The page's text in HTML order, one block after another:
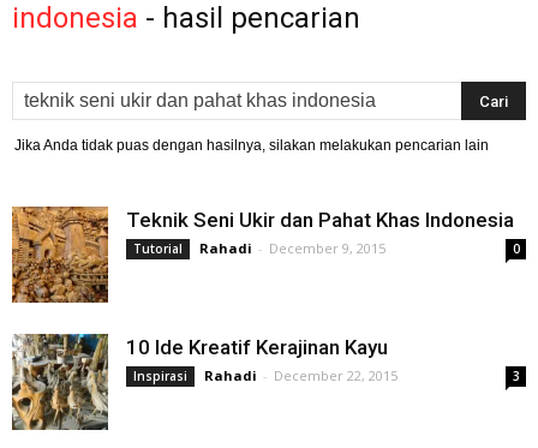
indonesia - hasil pencarian
Jika Anda tidak puas dengan hasilnya, silakan melakukan pencarian lain
Teknik Seni Ukir dan Pahat Khas Indonesia
Tutorial Rahadi - December 9, 2015 0
10 Ide Kreatif Kerajinan Kayu
Inspirasi Rahadi - December 22, 2015 3